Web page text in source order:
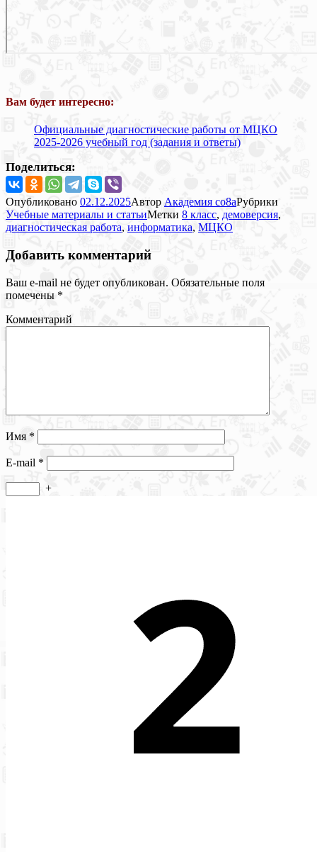
Вам будет интересно:
Официальные диагностические работы от МЦКО
2025-2026 учебный год (задания и ответы)
Поделиться:
Опубликовано 02.12.2025Автор Академия co8aРубрики
Учебные материалы и статьиМетки 8 класс, демоверсия,
диагностическая работа, информатика, МЦКО
Добавить комментарий
Ваш e-mail не будет опубликован. Обязательные поля
помечены *
Комментарий
Имя *
E-mail *
+